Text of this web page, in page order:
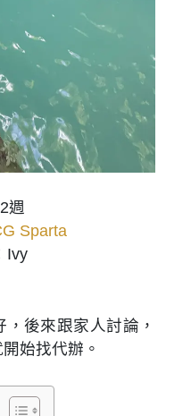
週
Sparta
Ivy
後來跟家人討論，
始找代辦。